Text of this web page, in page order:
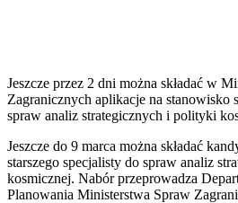
Jeszcze przez 2 dni można składać w
Zagranicznych aplikacje na stanowisko
spraw analiz strategicznych i polityki
Jeszcze do 9 marca można składać
starszego specjalisty do spraw analiz
kosmicznej. Nabór przeprowadza
Planowania Ministerstwa Spraw